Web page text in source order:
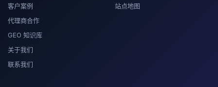
客户案例
代理商合作
GEO 知识库
关于我们
联系我们
站点地图